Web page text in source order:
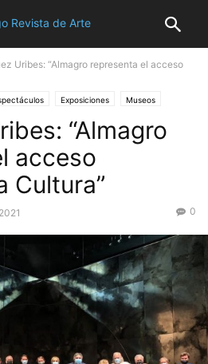
Uribes: “Almagro representa el acceso
Exposiciones Museos
“Almagro
acceso
Cultura”
0